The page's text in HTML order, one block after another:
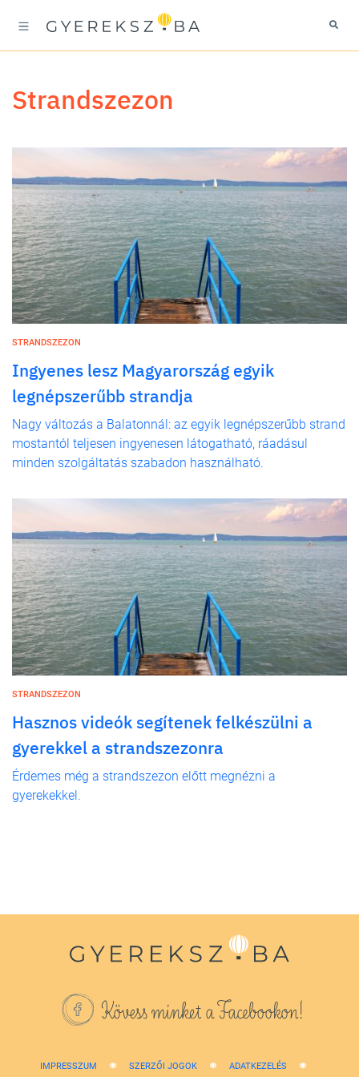
strandszezon
STRANDSZEZON
Ingyenes lesz Magyarország egyik
legnépszerűbb strandja
Nagy változás a Balatonnál: az egyik legnépszerűbb strand
mostantól teljesen ingyenesen látogatható, ráadásul
minden szolgáltatás szabadon használható.
STRANDSZEZON
Hasznos videók segítenek felkészülni a
gyerekkel a strandszezonra
Érdemes még a strandszezon előtt megnézni a
gyerekekkel.
Kövess minket a Facebookon!
IMPRESSZUM SZERZŐI JOGOK ADATKEZELÉS